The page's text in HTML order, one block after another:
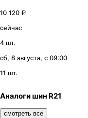
10 120 ₽
сейчас
4 шт.
сб, 8 августа, с 09:00
11 шт.
Аналоги шин R21
смотреть все